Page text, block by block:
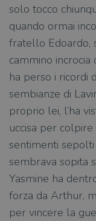
solo tocco
quando ormai
fratello Edoardo,
cammino incrocia
ha perso i ricordi
sembianze di
proprio lei, l’ha
uccisa per
sentimenti
sembrava sopita
Yasmine ha
forza da Arthur,
per vincere la